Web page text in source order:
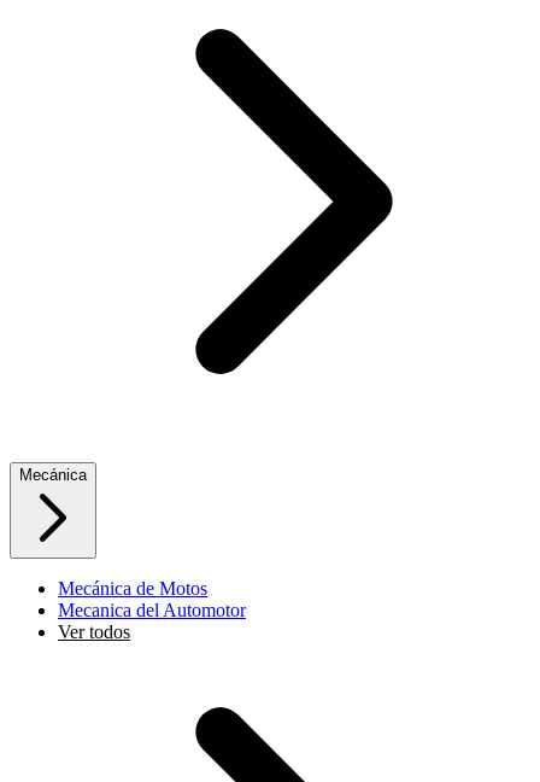
Mecánica
Mecánica de Motos
Mecanica del Automotor
Ver todos